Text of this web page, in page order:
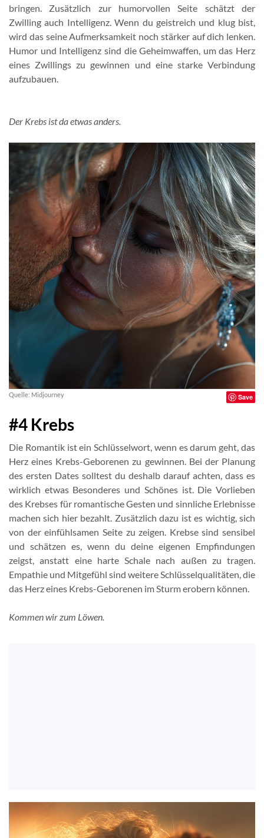
bringen. Zusätzlich zur humorvollen Seite schätzt der
Zwilling auch Intelligenz. Wenn du geistreich und klug bist,
wird das seine Aufmerksamkeit noch stärker auf dich lenken.
Humor und Intelligenz sind die Geheimwaffen, um das Herz
eines Zwillings zu gewinnen und eine starke Verbindung
aufzubauen.
Der Krebs ist da etwas anders.
Quelle: Midjourney Save
#4 Krebs
Die Romantik ist ein Schlüsselwort, wenn es darum geht, das
Herz eines Krebs-Geborenen zu gewinnen. Bei der Planung
des ersten Dates solltest du deshalb darauf achten, dass es
wirklich etwas Besonderes und Schönes ist. Die Vorlieben
des Krebses für romantische Gesten und sinnliche Erlebnisse
machen sich hier bezahlt. Zusätzlich dazu ist es wichtig, sich
von der einfühlsamen Seite zu zeigen. Krebse sind sensibel
und schätzen es, wenn du deine eigenen Empfindungen
zeigst, anstatt eine harte Schale nach außen zu tragen.
Empathie und Mitgefühl sind weitere Schlüsselqualitäten, die
das Herz eines Krebs-Geborenen im Sturm erobern können.
Kommen wir zum Löwen.